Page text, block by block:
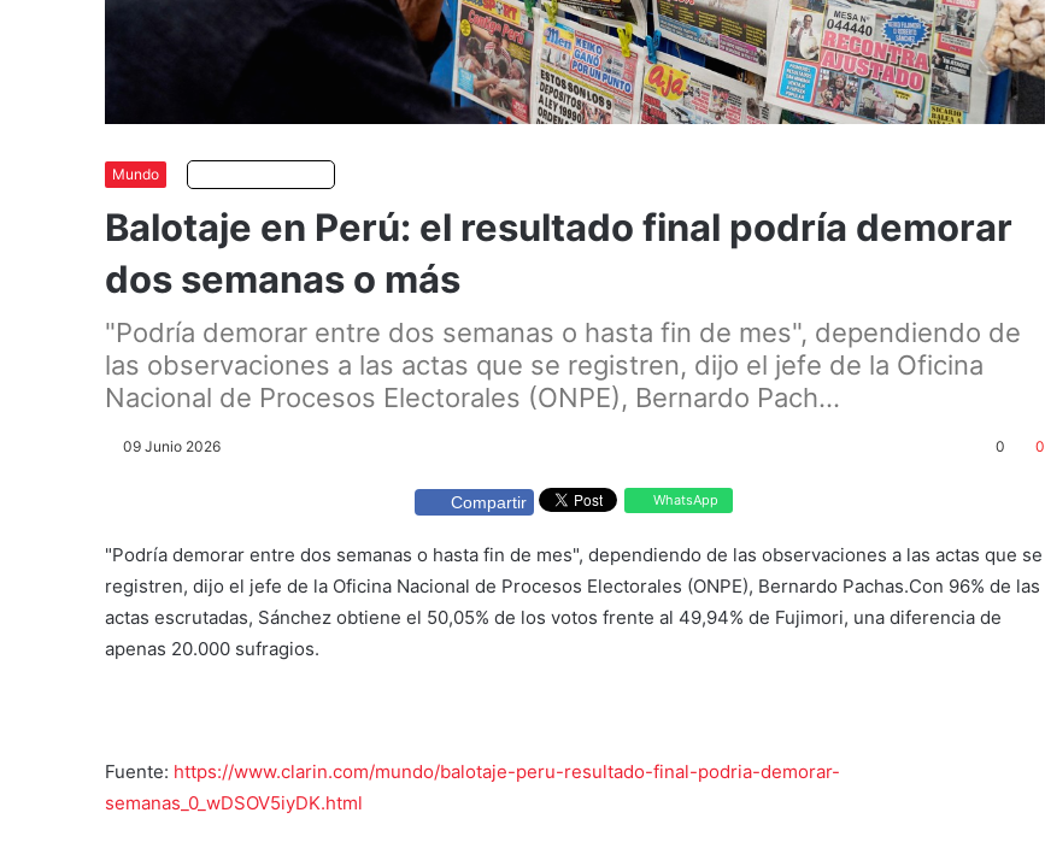
Mundo
Balotaje en Perú: el resultado final podría demorar
dos semanas o más
"Podría demorar entre dos semanas o hasta fin de mes", dependiendo de
las observaciones a las actas que se registren, dijo el jefe de la Oficina
Nacional de Procesos Electorales (ONPE), Bernardo Pach...
09 Junio 2026 0 0
Compartir WhatsApp
"Podría demorar entre dos semanas o hasta fin de mes", dependiendo de las observaciones a las actas que se
registren, dijo el jefe de la Oficina Nacional de Procesos Electorales (ONPE), Bernardo Pachas.Con 96% de las
actas escrutadas, Sánchez obtiene el 50,05% de los votos frente al 49,94% de Fujimori, una diferencia de
apenas 20.000 sufragios.
Fuente: https://www.clarin.com/mundo/balotaje-peru-resultado-final-podria-demorar-
semanas_0_wDSOV5iyDK.html